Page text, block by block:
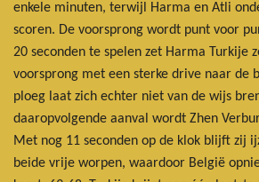
enkele minuten, terwijl Harma en Atli
scoren. De voorsprong wordt punt voor
20 seconden te spelen zet Harma Turkije
voorsprong met een sterke drive naar de
ploeg laat zich echter niet van de wijs
daaropvolgende aanval wordt Zhen
Met nog 11 seconden op de klok blijft zij
beide vrije worpen, waardoor België